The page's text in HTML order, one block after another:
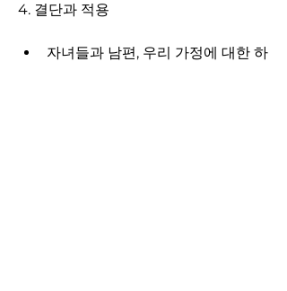
4. 결단과 적용
자녀들과 남편, 우리 가정에 대한 하